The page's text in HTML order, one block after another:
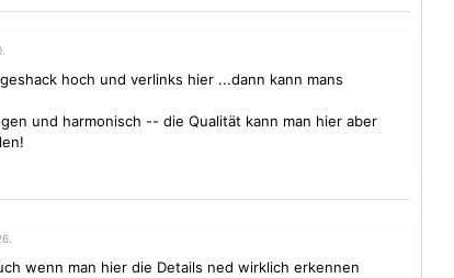
hoch und verlinks hier ...dann kann mans
und harmonisch -- die Qualität kann man hier aber
wenn man hier die Details ned wirklich erkennen